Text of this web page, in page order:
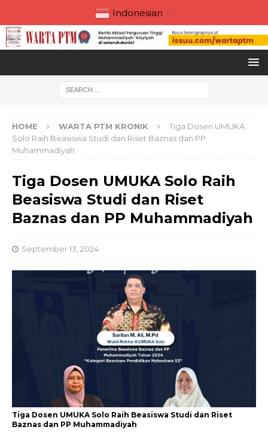
Indonesian ▼
HOME WARTA PTM KRONIK
Tiga Dosen UMUKA
Solo Raih Beasiswa Studi dan Riset Baznas dan PP
Muhammadiyah
Tiga Dosen UMUKA Solo Raih
Beasiswa Studi dan Riset
Baznas dan PP Muhammadiyah
September 13, 2024
Tiga Dosen UMUKA Solo Raih Beasiswa Studi dan Riset
Baznas dan PP Muhammadiyah